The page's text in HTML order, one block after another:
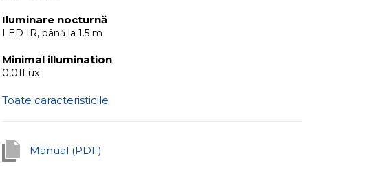
Iluminare nocturnă
LED IR, până la 1.5 m
Minimal illumination
0,01Lux
Toate caracteristicile
Manual (PDF)